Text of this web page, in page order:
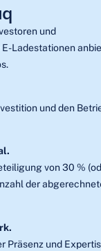
und
Ladestationen
und den
von 30 %
der
Präsenz und